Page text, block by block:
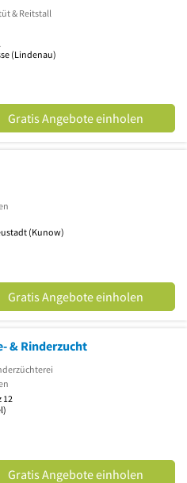
& Reitstall
(Lindenau)
Gratis Angebote einholen
(Kunow)
Gratis Angebote einholen
& Rinderzucht
12
Gratis Angebote einholen